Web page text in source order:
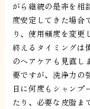
がら継続の是非を相
度安定してきた場合
り、使用頻度を変更
終えるタイミングは
のヘアケアも見直し
要ですが、洗浄力の
日に何度もシャンプ
たり、必要な皮脂ま